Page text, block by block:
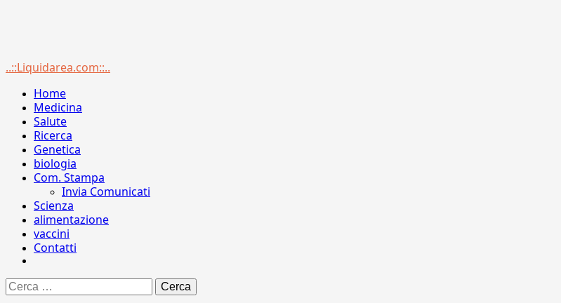
Menu
..::Liquidarea.com::..
Home
Medicina
Salute
Ricerca
Genetica
biologia
Com. Stampa
Invia Comunicati
Scienza
alimentazione
vaccini
Contatti
Ricerca
per: